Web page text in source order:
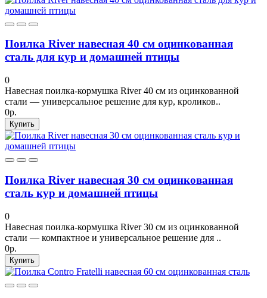
Поилка River навесная 40 см оцинкованная
сталь для кур и домашней птицы
0
Навесная поилка-кормушка River 40 см из оцинкованной
стали — универсальное решение для кур, кроликов..
0р.
Купить
Поилка River навесная 30 см оцинкованная
сталь кур и домашней птицы
0
Навесная поилка-кормушка River 30 см из оцинкованной
стали — компактное и универсальное решение для ..
0р.
Купить